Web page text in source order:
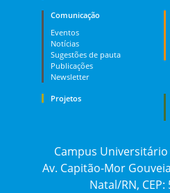
Comunicação
Eventos
Notícias
Sugestões de pauta
Publicações
Newsletter
Projetos
Campus Universitário
Av. Capitão-Mor
Natal/RN, CEP: